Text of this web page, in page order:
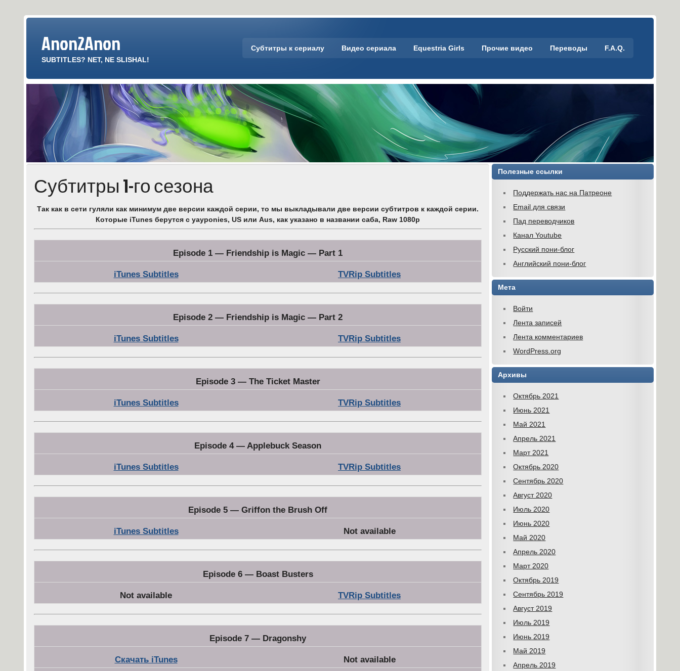
Anon2Anon
SUBTITLES? NET, NE SLISHAL!
Субтитры к сериалу Видео сериала Equestria Girls Прочие видео Переводы F.A.Q.
Субтитры 1-го сезона
Так как в сети гуляли как минимум две версии каждой серии, то мы выкладывали две версии субтитров к каждой серии.
Которые iTunes берутся с yayponies, US или Aus, как указано в названии саба, Raw 1080p
Episode 1 — Friendship is Magic — Part 1
iTunes Subtitles TVRip Subtitles
Episode 2 — Friendship is Magic — Part 2
iTunes Subtitles TVRip Subtitles
Episode 3 — The Ticket Master
iTunes Subtitles TVRip Subtitles
Episode 4 — Applebuck Season
iTunes Subtitles TVRip Subtitles
Episode 5 — Griffon the Brush Off
iTunes Subtitles Not available
Episode 6 — Boast Busters
Not available TVRip Subtitles
Episode 7 — Dragonshy
Скачать iTunes Not available
Полезные ссылки
Поддержать нас на Патреоне
Email для связи
Пад переводчиков
Канал Youtube
Русский пони-блог
Английский пони-блог
Мета
Войти
Лента записей
Лента комментариев
WordPress.org
Архивы
Октябрь 2021
Июнь 2021
Май 2021
Апрель 2021
Март 2021
Октябрь 2020
Сентябрь 2020
Август 2020
Июль 2020
Июнь 2020
Май 2020
Апрель 2020
Март 2020
Октябрь 2019
Сентябрь 2019
Август 2019
Июль 2019
Июнь 2019
Май 2019
Апрель 2019